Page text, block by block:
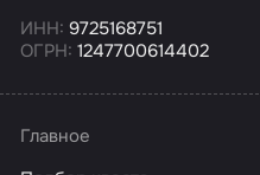
ИНН: 9725168751
ОГРН: 1247700614402
Главное